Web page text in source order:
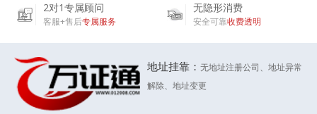
2对1专属顾问
客服+售后专属服务
无隐形消费
安全可靠收费透明
地址挂靠： 无地址注册公司、地址异常
解除、地址变更